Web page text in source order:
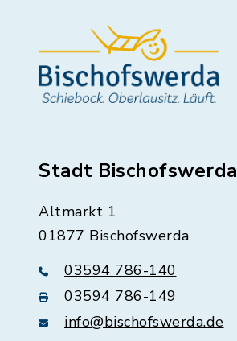
Stadt Bischofswerda
Altmarkt 1
01877 Bischofswerda
03594 786-140
03594 786-149
info@bischofswerda.de